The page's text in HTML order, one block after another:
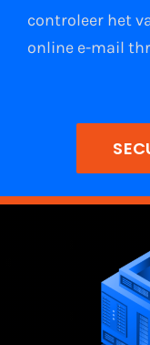
controleer het
online e-mail